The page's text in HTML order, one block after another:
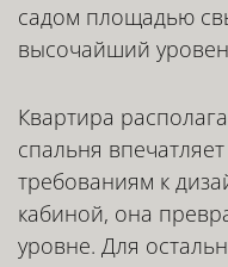
садом площадью
высочайший
Квартира
спальня
требованиям к
кабиной, она
уровне. Для